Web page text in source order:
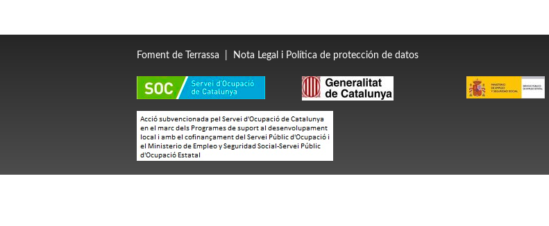
Foment de Terrassa Nota Legal i Política de protección de datos